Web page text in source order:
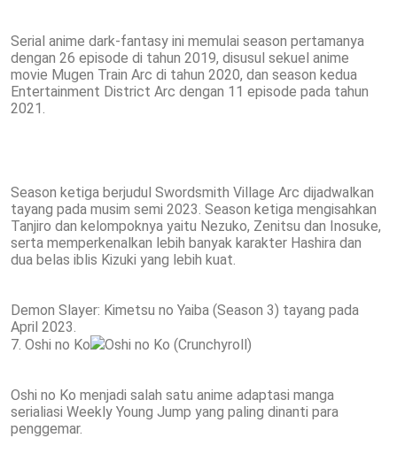
Serial anime dark-fantasy ini memulai season pertamanya
dengan 26 episode di tahun 2019, disusul sekuel anime
movie Mugen Train Arc di tahun 2020, dan season kedua
Entertainment District Arc dengan 11 episode pada tahun
2021.
Season ketiga berjudul Swordsmith Village Arc dijadwalkan
tayang pada musim semi 2023. Season ketiga mengisahkan
Tanjiro dan kelompoknya yaitu Nezuko, Zenitsu dan Inosuke,
serta memperkenalkan lebih banyak karakter Hashira dan
dua belas iblis Kizuki yang lebih kuat.
Demon Slayer: Kimetsu no Yaiba (Season 3) tayang pada
April 2023.
7. Oshi no Ko
Oshi no Ko (Crunchyroll)
Oshi no Ko menjadi salah satu anime adaptasi manga
serialiasi Weekly Young Jump yang paling dinanti para
penggemar.